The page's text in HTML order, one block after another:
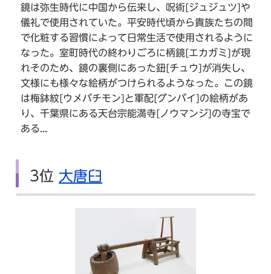
鏡は弥生時代に中国から伝来し、呪術[ジュジュツ]や
儀礼で使用されていた。平安時代頃から貴族たちの間
で化粧する習慣によって日常生活で使用されるように
なった。室町時代の終わりごろに柄鏡[エカガミ]が現
れそのため、鏡の裏側にあった鈕[チュウ]が消失し、
文様にも様々な絵柄がつけられるようなった。この鏡
は梅鉢紋[ウメバチモン]と軍配[グンバイ]の絵柄があ
り、千葉県にある天台宗能満寺[ノウマンジ]の寺宝で
ある...
3位大唐臼